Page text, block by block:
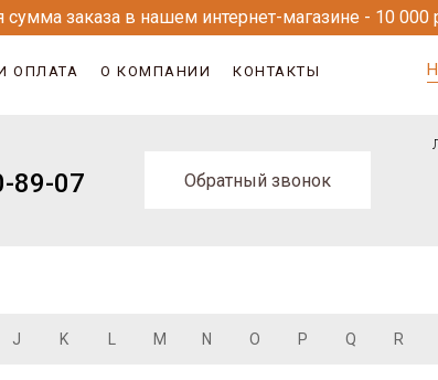
заказа в нашем интернет-магазине - 10 000
ОПЛАТА О КОМПАНИИ КОНТАКТЫ
89-07 Обратный звонок
J K M N O P Q R